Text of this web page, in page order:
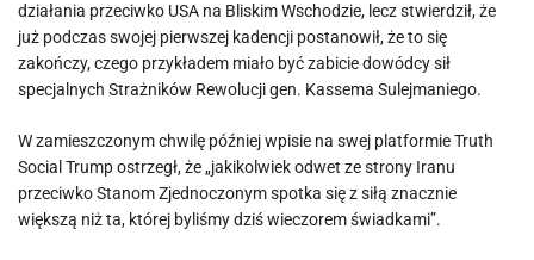
działania przeciwko USA na Bliskim Wschodzie, lecz stwierdził, że
już podczas swojej pierwszej kadencji postanowił, że to się
zakończy, czego przykładem miało być zabicie dowódcy sił
specjalnych Strażników Rewolucji gen. Kassema Sulejmaniego.
W zamieszczonym chwilę później wpisie na swej platformie Truth
Social Trump ostrzegł, że „jakikolwiek odwet ze strony Iranu
przeciwko Stanom Zjednoczonym spotka się z siłą znacznie
większą niż ta, której byliśmy dziś wieczorem świadkami”.